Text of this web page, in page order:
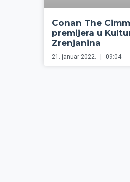
Conan The
premijera u
Zrenjanina
21. januar 2022. 09:04